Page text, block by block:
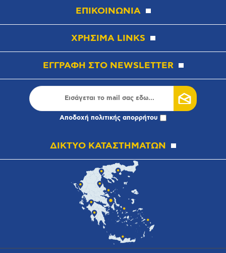
ΕΠΙΚΟΙΝΩΝΙΑ
ΧΡΗΣΙΜΑ LINKS
ΕΓΓΡΑΦΗ ΣΤΟ NEWSLETTER
Αποδοχή πολιτικής απορρήτου
ΔΙΚΤΥΟ ΚΑΤΑΣΤΗΜΑΤΩΝ